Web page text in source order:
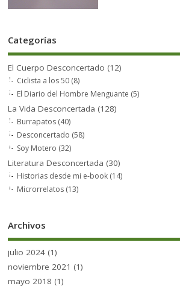
Categorías
El Cuerpo Desconcertado (12)
Ciclista a los 50 (8)
El Diario del Hombre Menguante (5)
La Vida Desconcertada (128)
Burrapatos (40)
Desconcertado (58)
Soy Motero (32)
Literatura Desconcertada (30)
Historias desde mi e-book (14)
Microrrelatos (13)
Archivos
julio 2024 (1)
noviembre 2021 (1)
mayo 2018 (1)